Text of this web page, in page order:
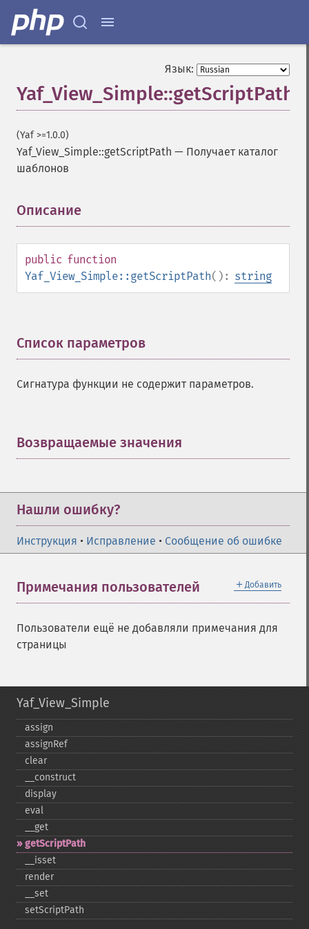
Язык:
Yaf_View_Simple::getScriptPath
(Yaf >=1.0.0)
Yaf_View_Simple::getScriptPath — Получает каталог
шаблонов
Описание
public function
Yaf_View_Simple::getScriptPath(): string
Список параметров
Сигнатура функции не содержит параметров.
Возвращаемые значения
Нашли ошибку?
Инструкция • Исправление • Сообщение об ошибке
＋ Добавить
Примечания пользователей
Пользователи ещё не добавляли примечания для
страницы
Yaf_View_Simple
assign
assignRef
clear
_​_​construct
display
eval
_​_​get
getScriptPath
_​_​isset
render
_​_​set
setScriptPath